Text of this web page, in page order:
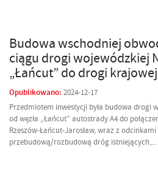
Budowa wschodniej
ciągu drogi wojewódzkiej
„Łańcut” do drogi
Opublikowano: 2024-12-17
Przedmiotem inwestycji była budowa drogi
od węzła „Łańcut” autostrady A4 do
Rzeszów-Łańcut-Jarosław, wraz z
przebudową/rozbudową dróg istniejących,...